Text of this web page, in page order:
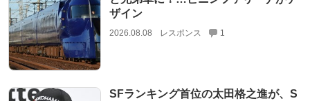
ザイン
2026.08.08 レスポンス 1
SFランキング首位の太田格之進が、S